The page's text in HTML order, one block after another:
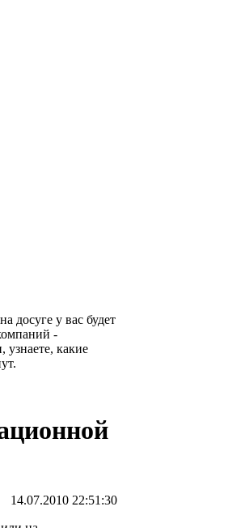
досуге у вас будет
-
узнаете, какие
14.07.2010 22:51:30